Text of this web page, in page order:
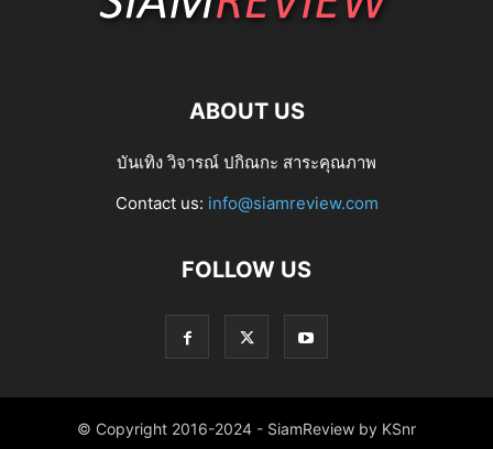
ABOUT US
บันเทิง วิจารณ์ ปกิณกะ สาระคุณภาพ
Contact us: info@siamreview.com
FOLLOW US
© Copyright 2016-2024 - SiamReview by KSnr